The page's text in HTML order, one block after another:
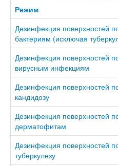
Режим
Дезинфекция поверхностей
бактериям (исключая
Дезинфекция поверхностей
вирусным инфекциям
Дезинфекция поверхностей
кандидозу
Дезинфекция поверхностей
дерматофитам
Дезинфекция поверхностей
туберкулезу